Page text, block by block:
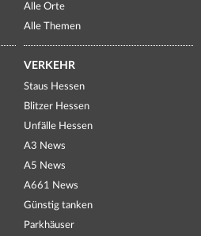
Alle Orte
Alle Themen
VERKEHR
Staus Hessen
Blitzer Hessen
Unfälle Hessen
A3 News
A5 News
A661 News
Günstig tanken
Parkhäuser